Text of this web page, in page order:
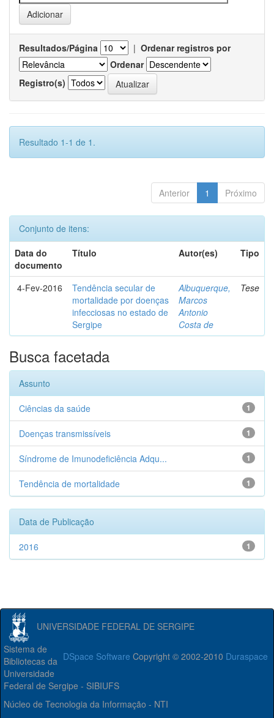
Resultados/Página | Ordenar registros por
Ordenar
Registro(s)
Resultado 1-1 de 1.
Anterior 1 Próximo
Conjunto de itens:
Data do
documento
Título Autor(es) Tipo
4-Fev-2016
Tendência secular de
mortalidade por doenças
infecciosas no estado de
Sergipe
Albuquerque,
Marcos
Antonio
Costa de
Tese
Busca facetada
Assunto
1
Ciências da saúde
1
Doenças transmissíveis
1
Síndrome de Imunodeficiência Adqu...
1
Tendência de mortalidade
Data de Publicação
1
2016
UNIVERSIDADE FEDERAL DE SERGIPE
DSpace Software Copyright © 2002-2010 Duraspace
Sistema de
Bibliotecas da
Universidade
Federal de Sergipe - SIBIUFS
Núcleo de Tecnologia da Informação - NTI